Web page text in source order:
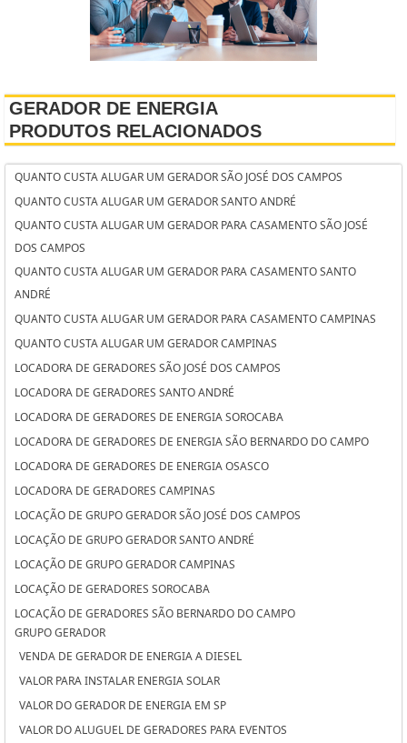
GERADOR DE ENERGIA
PRODUTOS RELACIONADOS
QUANTO CUSTA ALUGAR UM GERADOR SÃO JOSÉ DOS CAMPOS
QUANTO CUSTA ALUGAR UM GERADOR SANTO ANDRÉ
QUANTO CUSTA ALUGAR UM GERADOR PARA CASAMENTO SÃO JOSÉ
DOS CAMPOS
QUANTO CUSTA ALUGAR UM GERADOR PARA CASAMENTO SANTO
ANDRÉ
QUANTO CUSTA ALUGAR UM GERADOR PARA CASAMENTO CAMPINAS
QUANTO CUSTA ALUGAR UM GERADOR CAMPINAS
LOCADORA DE GERADORES SÃO JOSÉ DOS CAMPOS
LOCADORA DE GERADORES SANTO ANDRÉ
LOCADORA DE GERADORES DE ENERGIA SOROCABA
LOCADORA DE GERADORES DE ENERGIA SÃO BERNARDO DO CAMPO
LOCADORA DE GERADORES DE ENERGIA OSASCO
LOCADORA DE GERADORES CAMPINAS
LOCAÇÃO DE GRUPO GERADOR SÃO JOSÉ DOS CAMPOS
LOCAÇÃO DE GRUPO GERADOR SANTO ANDRÉ
LOCAÇÃO DE GRUPO GERADOR CAMPINAS
LOCAÇÃO DE GERADORES SOROCABA
LOCAÇÃO DE GERADORES SÃO BERNARDO DO CAMPO
LOCAÇÃO DE GERADORES PARA CASAMENTO SOROCABA
LOCAÇÃO DE GERADORES PARA CASAMENTO SÃO BERNARDO DO
CAMPO
LOCAÇÃO DE GERADORES PARA CASAMENTO OSASCO
LOCAÇÃO DE GERADORES OSASCO
GRUPO GERADOR
VENDA DE GERADOR DE ENERGIA A DIESEL
VALOR PARA INSTALAR ENERGIA SOLAR
VALOR DO GERADOR DE ENERGIA EM SP
VALOR DO ALUGUEL DE GERADORES PARA EVENTOS